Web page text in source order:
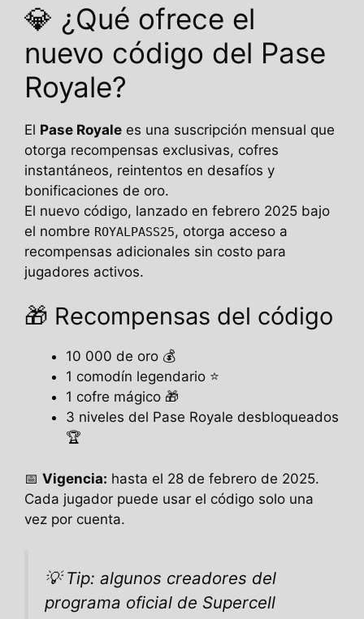
💎 ¿Qué ofrece el
nuevo código del Pase
Royale?
El Pase Royale es una suscripción mensual que
otorga recompensas exclusivas, cofres
instantáneos, reintentos en desafíos y
bonificaciones de oro.
El nuevo código, lanzado en febrero 2025 bajo
el nombre ROYALPASS25, otorga acceso a
recompensas adicionales sin costo para
jugadores activos.
🎁 Recompensas del código
10 000 de oro 💰
1 comodín legendario ⭐
1 cofre mágico 🎁
3 niveles del Pase Royale desbloqueados
🏆
📅 Vigencia: hasta el 28 de febrero de 2025.
Cada jugador puede usar el código solo una
vez por cuenta.
💡 Tip: algunos creadores del
programa oficial de Supercell